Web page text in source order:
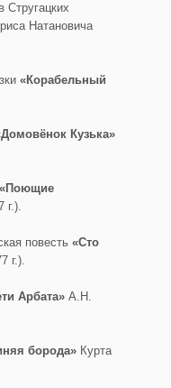
Стругацких
Натановича
«Корабельный
Кузька»
«Поющие
г.).
повесть «Сто
г.).
Арбата» А.Н.
борода» Курта